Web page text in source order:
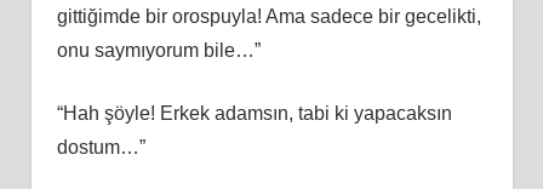
gittiğimde bir orospuyla! Ama sadece bir gecelikti,
onu saymıyorum bile…”
“Hah şöyle! Erkek adamsın, tabi ki yapacaksın
dostum…”